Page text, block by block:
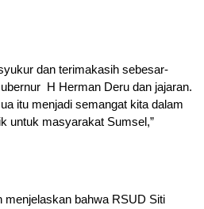
dan terimakasih sebesar-
H Herman Deru dan jajaran.
itu menjadi semangat kita dalam
untuk masyarakat Sumsel,”
menjelaskan bahwa RSUD Siti